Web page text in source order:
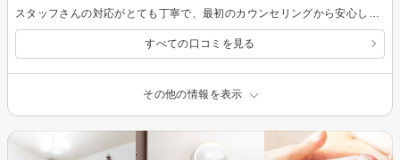
すべての口コミを見る
その他の情報を表示